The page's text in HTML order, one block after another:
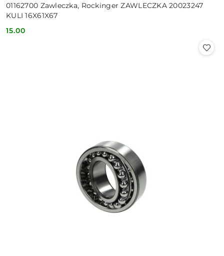
01162700 Zawleczka, Rockinger ZAWLECZKA 20023247
KULI 16X61X67
Cena:
15.00